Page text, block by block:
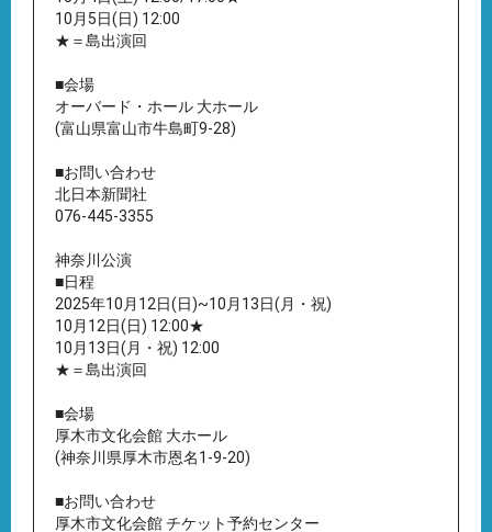
10月5日(日) 12:00
★＝島出演回
■会場
オーバード・ホール 大ホール
(富山県富山市牛島町9-28)
■お問い合わせ
北日本新聞社
076-445-3355
神奈川公演
■日程
2025年10月12日(日)~10月13日(月・祝)
10月12日(日) 12:00★
10月13日(月・祝) 12:00
★＝島出演回
■会場
厚木市文化会館 大ホール
(神奈川県厚木市恩名1-9-20)
■お問い合わせ
厚木市文化会館 チケット予約センター